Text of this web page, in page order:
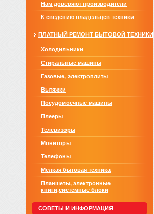
Нам доверяют производители
К сведению владельцев техники
ПЛАТНЫЙ РЕМОНТ БЫТОВОЙ ТЕХНИКИ
Холодильники
Стиральные машины
Газовые, электроплиты
Вытяжки
Посудомоечные машины
Плееры
Телевизоры
Мониторы
Телефоны
Мелкая бытовая техника
Планшеты, электронные
книги,системные блоки
СОВЕТЫ И ИНФОРМАЦИЯ